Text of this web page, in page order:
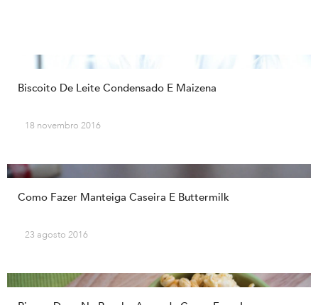
Biscoito De Leite Condensado E Maizena
18 novembro 2016
Como Fazer Manteiga Caseira E Buttermilk
23 agosto 2016